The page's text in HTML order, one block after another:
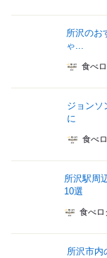
所沢のお
ゃ...
食べ
ジョンソ
に
食べ
所沢駅周
10選
食べロ
所沢市内